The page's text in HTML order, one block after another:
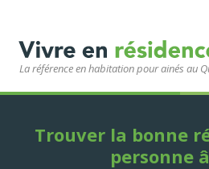
La référence en habitation pour ainés au
Trouver la bonne
personne